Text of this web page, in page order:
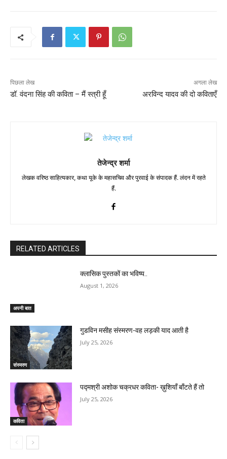
पिछला लेख
डॉ. वंदना सिंह की कविता – मैं स्त्री हूँ
अगला लेख
अरविन्द यादव की दो कविताएँ
तेजेन्द्र शर्मा
लेखक वरिष्ठ साहित्यकार, कथा यूके के महासचिव और पुरवाई के संपादक हैं. लंदन में रहते
हैं.
RELATED ARTICLES
अपनी बात
क्लासिक पुस्तकों का भविष्य..
August 1, 2026
संस्मरण
गुडविन मसीह संस्मरण-वह लड़की याद आती है
July 25, 2026
कविता
पद्मश्री अशोक चक्रधर कविता- ख़ुशियाँ बाँटते हैं तो
July 25, 2026